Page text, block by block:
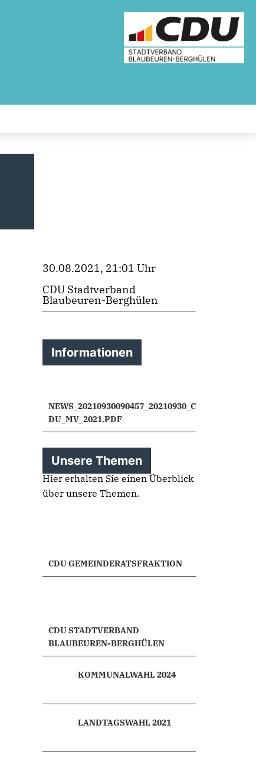
30.08.2021, 21:01 Uhr
CDU Stadtverband
Blaubeuren-Berghülen
Informationen
NEWS_20210930090457_20210930_C
DU_MV_2021.PDF
Unsere Themen
Hier erhalten Sie einen Überblick
über unsere Themen.
CDU GEMEINDERATSFRAKTION
CDU STADTVERBAND
BLAUBEUREN-BERGHÜLEN
KOMMUNALWAHL 2024
LANDTAGSWAHL 2021